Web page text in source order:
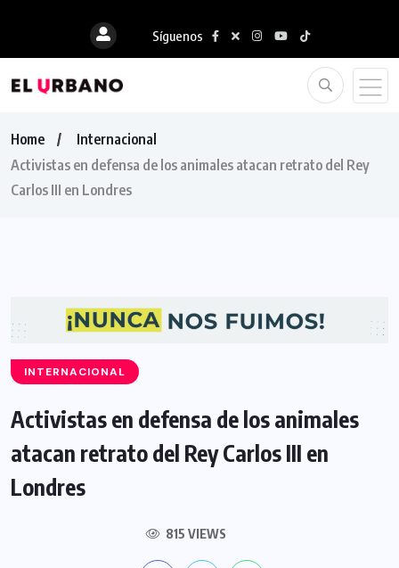
Síguenos
Home
Internacional
Activistas en defensa de los animales atacan retrato del Rey
Carlos III en Londres
INTERNACIONAL
Activistas en defensa de los animales
atacan retrato del Rey Carlos III en
Londres
815 VIEWS